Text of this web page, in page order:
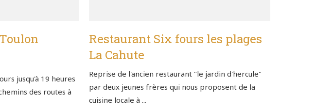
jusqu'à 19 heures
des routes à
Restaurant Six fours les plages
La Cahute
Reprise de l'ancien restaurant "le jardin d'hercule"
par deux jeunes frères qui nous proposent de la
cuisine locale à ...